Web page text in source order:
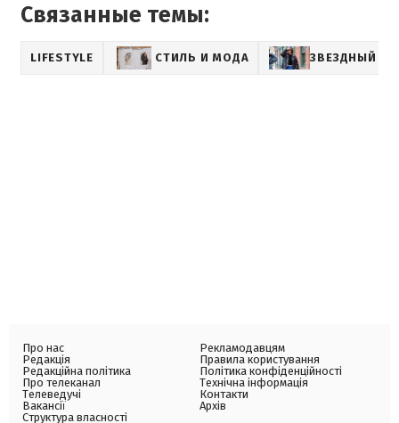
Связанные темы:
LIFESTYLE СТИЛЬ И МОДА ЗВЕЗДНЫЙ
Про нас
Редакція
Редакційна політика
Про телеканал
Телеведучі
Вакансії
Структура власності
Рекламодавцям
Правила користування
Політика конфіденційності
Технічна інформація
Контакти
Архів